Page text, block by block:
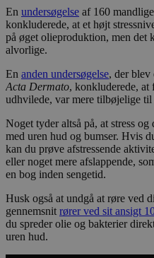
En undersøgelse af 160
konkluderede, at et højt
på øget olieproduktion, men det
alvorlige.
En anden undersøgelse, der
Acta Dermato, konkluderede,
udhvilede, var mere tilbøjelige til
Noget tyder altså på, at stress
med uren hud og bumser. Hvis
kan du prøve afstressende
eller noget mere afslappende,
en bog inden sengetid.
Husk også at undgå at røre ved
gennemsnit rører ved sit ansigt
du spreder olie og bakterier
uren hud.